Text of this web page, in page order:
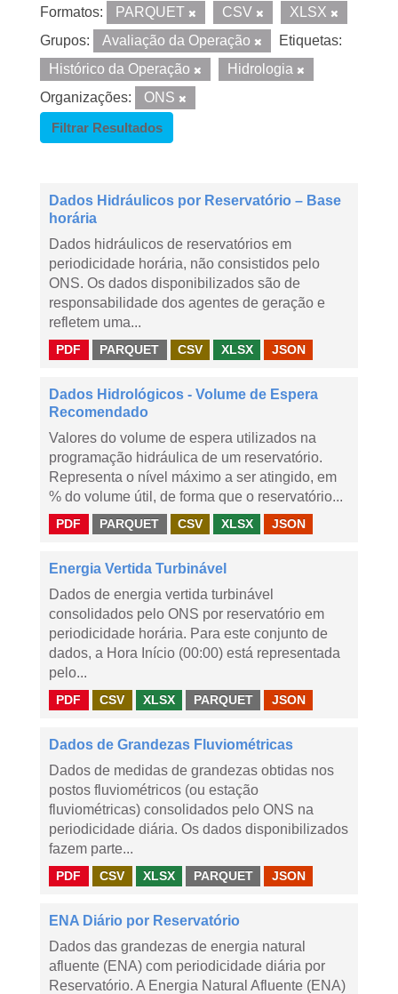
Formatos: PARQUET CSV
XLSX
Grupos:
Avaliação da Operação
Etiquetas:
Histórico da Operação
Hidrologia
Organizações:
ONS
Filtrar Resultados
Dados Hidráulicos por Reservatório – Base
horária
Dados hidráulicos de reservatórios em
periodicidade horária, não consistidos pelo
ONS. Os dados disponibilizados são de
responsabilidade dos agentes de geração e
refletem uma...
PDF PARQUET CSV XLSX JSON
Dados Hidrológicos - Volume de Espera
Recomendado
Valores do volume de espera utilizados na
programação hidráulica de um reservatório.
Representa o nível máximo a ser atingido, em
% do volume útil, de forma que o reservatório...
PDF PARQUET CSV XLSX JSON
Energia Vertida Turbinável
Dados de energia vertida turbinável
consolidados pelo ONS por reservatório em
periodicidade horária. Para este conjunto de
dados, a Hora Início (00:00) está representada
pelo...
PDF CSV XLSX PARQUET JSON
Dados de Grandezas Fluviométricas
Dados de medidas de grandezas obtidas nos
postos fluviométricos (ou estação
fluviométricas) consolidados pelo ONS na
periodicidade diária. Os dados disponibilizados
fazem parte...
PDF CSV XLSX PARQUET JSON
ENA Diário por Reservatório
Dados das grandezas de energia natural
afluente (ENA) com periodicidade diária por
Reservatório. A Energia Natural Afluente (ENA)